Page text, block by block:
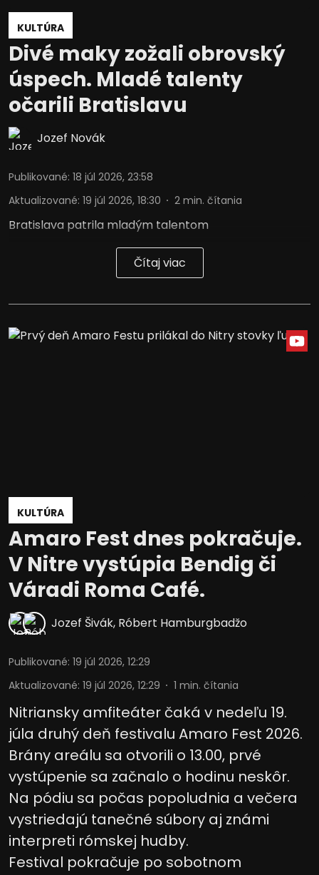
KULTÚRA
Divé maky zožali obrovský
úspech. Mladé talenty
očarili Bratislavu
Jozef Novák
Publikované: 18 júl 2026, 23:58
Aktualizované: 19 júl 2026, 18:30 2 min. čítania
Bratislava patrila mladým talentom
Čítaj viac
KULTÚRA
Amaro Fest dnes pokračuje.
V Nitre vystúpia Bendig či
Váradi Roma Café.
Jozef Šivák, Róbert Hamburgbadžo
Publikované: 19 júl 2026, 12:29
Aktualizované: 19 júl 2026, 12:29 1 min. čítania
Nitriansky amfiteáter čaká v nedeľu 19.
júla druhý deň festivalu Amaro Fest 2026.
Brány areálu sa otvorili o 13.00, prvé
vystúpenie sa začnalo o hodinu neskôr.
Na pódiu sa počas popoludnia a večera
vystriedajú tanečné súbory aj známi
interpreti rómskej hudby.
Festival pokračuje po sobotnom
Vývoj a zlepšovanie služieb
Použitie obmedzených údajov na výber
Špeciálne funkcie IAB:
Používanie presných údajov o
Reklama